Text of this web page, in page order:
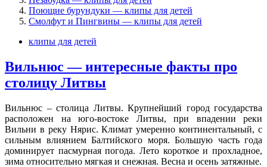
Поющие бурундуки — клипы для детей
Смолфут и Пингвины — клипы для детей
клипы для детей
Вильнюс — интересные факты про
столицу Литвы
Вильнюс – столица Литвы. Крупнейший город государства
расположен на юго-востоке Литвы, при впадении реки
Вильни в реку Нярис. Климат умеренно континентальный, с
сильным влиянием Балтийского моря. Большую часть года
доминирует пасмурная погода. Лето короткое и прохладное,
зима относительно мягкая и снежная. Весна и осень затяжные.